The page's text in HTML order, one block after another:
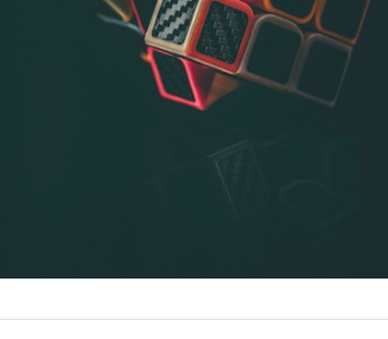
Chief Information Security Officer